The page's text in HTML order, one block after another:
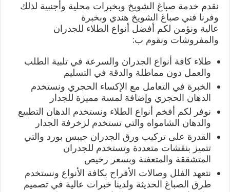
نقدم خدمة صباغ الشويخ وبخبرات محلية وأجنبية لذلك
وفرنا فني صباغ الشويخ هندي وبخبرة
عالية ونؤمن لكم أفضل أنواع الطلاء للجدران
والمفروشات ونقوم ب:
طلاء كافة أنواع الجدران والسرعة في تلبية الطلب
والعمل دون مماطلة والدقة في التسليم
الخبرة في التعامل مع الإكساء الحجري ونستخدم
الدهان الحجري وإضافة لمسة مميزة للجدار
نوفر لكم أفخم أنواع الطلاء ونستخدم الدهان التطبيع
والدهان الشامواه والتي تستخدم لزخرفة الجدار
القدرة على تركيب ورق الجدران جيبس بورد والتي
تتميز بنقشات متعددة وتستخدم للجدران
المتشققة والمتعفنة وبسعر رخيص
نتعهد الفلل وصالات الأفراح بكافة الأنواع ونستخدم
طرق الصباغ الحديثة ولدينا خبرات عالية في تصميم